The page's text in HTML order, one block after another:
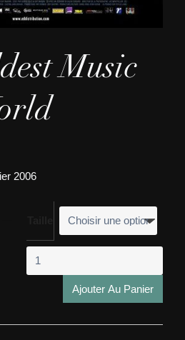
Music
2006
Ajouter Au Panier